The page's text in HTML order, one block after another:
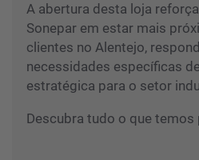
A abertura desta loja
Sonepar em estar mais
clientes no Alentejo,
necessidades específicas
estratégica para o setor
Descubra tudo o que temos